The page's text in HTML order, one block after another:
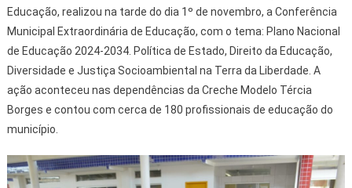
Educação, realizou na tarde do dia 1º de novembro, a Conferência
Municipal Extraordinária de Educação, com o tema: Plano Nacional
de Educação 2024-2034. Política de Estado, Direito da Educação,
Diversidade e Justiça Socioambiental na Terra da Liberdade. A
ação aconteceu nas dependências da Creche Modelo Tércia
Borges e contou com cerca de 180 profissionais de educação do
município.